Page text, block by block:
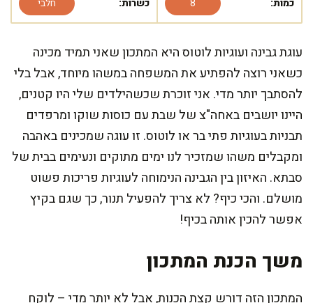
עוגת גבינה ועוגיות לוטוס היא המתכון שאני תמיד מכינה
כשאני רוצה להפתיע את המשפחה במשהו מיוחד, אבל בלי
להסתבך יותר מדי. אני זוכרת שכשהילדים שלי היו קטנים,
היינו יושבים באחה"צ של שבת עם כוסות שוקו ומרפדים
תבניות בעוגיות פתי בר או לוטוס. זו עוגה שמכינים באהבה
ומקבלים משהו שמזכיר לנו ימים מתוקים ונעימים בבית של
סבתא. האיזון בין הגבינה הנימוחה לעוגיות פריכות פשוט
מושלם. והכי כיף? לא צריך להפעיל תנור, כך שגם בקיץ
אפשר להכין אותה בכיף!
משך הכנת המתכון
המתכון הזה דורש קצת הכנות, אבל לא יותר מדי – לוקח